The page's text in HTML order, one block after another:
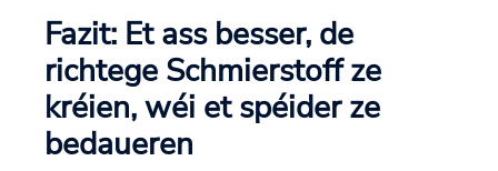
Fazit: Et ass besser, de
richtege Schmierstoff ze
kréien, wéi et spéider ze
bedaueren